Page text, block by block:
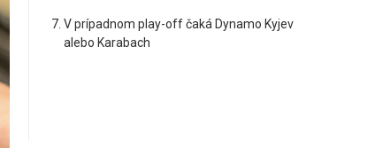
V prípadnom play-off čaká Dynamo Kyjev
alebo Karabach